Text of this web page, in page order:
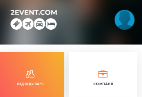
ВІДВІДУВАЧІ КОМПАНІЇ